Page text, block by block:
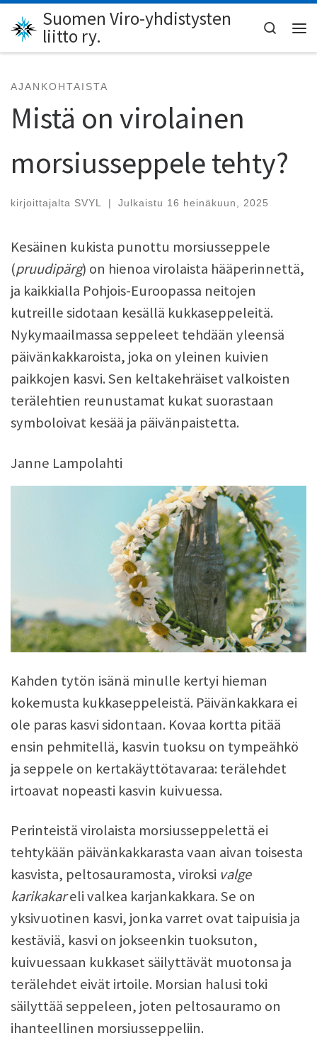
Skip to content
Suomen Viro-yhdistysten
liitto ry.
Search
AJANKOHTAISTA
Mistä on virolainen
morsiusseppele tehty?
kirjoittajalta SVYL | Julkaistu 16 heinäkuun, 2025
Kesäinen kukista punottu morsiusseppele
(pruudipärg) on hienoa virolaista hääperinnettä,
ja kaikkialla Pohjois-Euroopassa neitojen
kutreille sidotaan kesällä kukkaseppeleitä.
Nykymaailmassa seppeleet tehdään yleensä
päivänkakkaroista, joka on yleinen kuivien
paikkojen kasvi. Sen keltakehräiset valkoisten
terälehtien reunustamat kukat suorastaan
symboloivat kesää ja päivänpaistetta.
Janne Lampolahti
Kahden tytön isänä minulle kertyi hieman
kokemusta kukkaseppeleistä. Päivänkakkara ei
ole paras kasvi sidontaan. Kovaa kortta pitää
ensin pehmitellä, kasvin tuoksu on tympeähkö
ja seppele on kertakäyttötavaraa: terälehdet
irtoavat nopeasti kasvin kuivuessa.
Perinteistä virolaista morsiusseppelettä ei
tehtykään päivänkakkarasta vaan aivan toisesta
kasvista, peltosauramosta, viroksi valge
karikakareli valkea karjankakkara. Se on
yksivuotinen kasvi, jonka varret ovat taipuisia ja
kestäviä, kasvi on jokseenkin tuoksuton,
kuivuessaan kukkaset säilyttävät muotonsa ja
terälehdet eivät irtoile. Morsian halusi toki
säilyttää seppeleen, joten peltosauramo on
ihanteellinen morsiusseppeliin.